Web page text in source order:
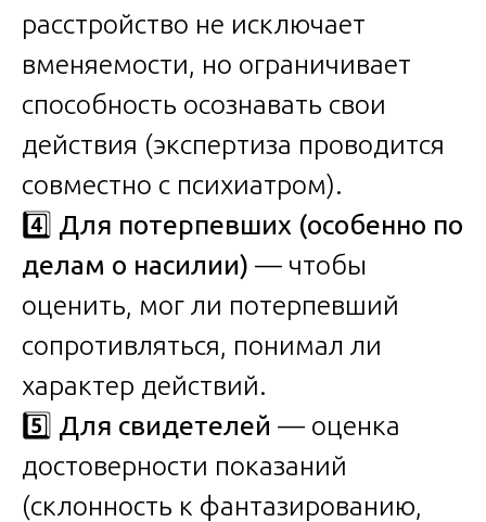
расстройство не исключает
вменяемости, но ограничивает
способность осознавать свои
действия (экспертиза проводится
совместно с психиатром).
4️⃣ Для потерпевших (особенно по
делам о насилии) — чтобы
оценить, мог ли потерпевший
сопротивляться, понимал ли
характер действий.
5️⃣ Для свидетелей — оценка
достоверности показаний
(склонность к фантазированию,